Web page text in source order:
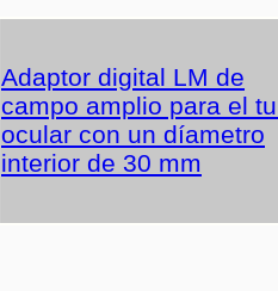
Adaptor digital LM de
campo amplio para el
ocular con un díametro
interior de 30 mm